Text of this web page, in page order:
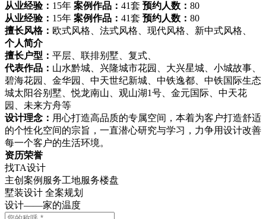
从业经验： 15年 案例作品： 41套 预约人数： 80
从业经验： 15年 案例作品： 41套 预约人数： 80
擅长风格： 欧式风格、法式风格、现代风格、新中式风格、
个人简介
擅长户型： 平层、联排别墅、复式、
代表作品： 山水黔城、兴隆城市花园、大兴星城、小城故事、
碧海花园、金华园、中天世纪新城、中铁逸都、中铁国际生态
城太阳谷别墅、悦龙南山、观山湖1号、金元国际、中天花
园、未来方舟等
设计理念： 用心打造高品质的专属空间，本着为客户打造舒适
的个性化空间的宗旨，一直潜心研究与学习，力争用设计改善
每一个客户的生活环境。
资历荣誉
找TA设计
主创案例 服务工地服务楼盘
墅装设计 全案规划
设计——家的温度